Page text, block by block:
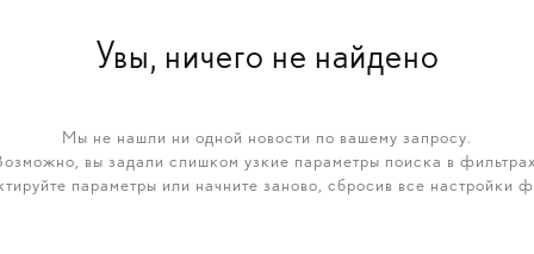
Увы, ничего не найдено
Мы не нашли ни одной новости по вашему запросу.
вы задали слишком узкие параметры поиска в
параметры или начните заново, сбросив все настройки